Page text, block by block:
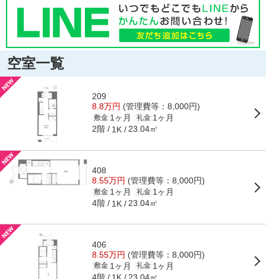
空室一覧
209
8.8万円 (管理費等：8,000円)
敷金 1ヶ月 礼金 1ヶ月
2階 1K 23.04㎡
408
8.55万円 (管理費等：8,000円)
敷金 1ヶ月 礼金 1ヶ月
4階 1K 23.04㎡
406
8.55万円 (管理費等：8,000円)
敷金 1ヶ月 礼金 1ヶ月
4階
23.04㎡